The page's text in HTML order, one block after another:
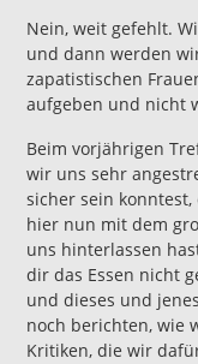
Nein, weit gefehlt.
und dann werden
zapatistischen
aufgeben und nicht
Beim vorjährigen
wir uns sehr
sicher sein
hier nun mit dem
uns hinterlassen
dir das Essen nicht
und dieses und
noch berichten, wie
Kritiken, die wir